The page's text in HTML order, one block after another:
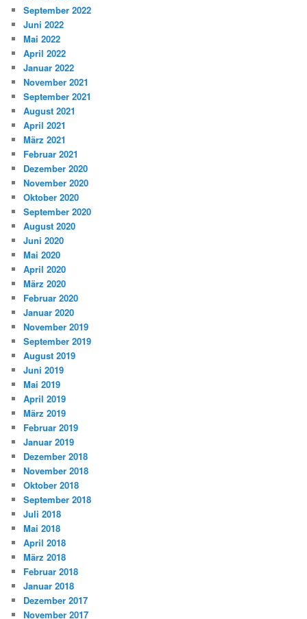
September 2022
Juni 2022
Mai 2022
April 2022
Januar 2022
November 2021
September 2021
August 2021
April 2021
März 2021
Februar 2021
Dezember 2020
November 2020
Oktober 2020
September 2020
August 2020
Juni 2020
Mai 2020
April 2020
März 2020
Februar 2020
Januar 2020
November 2019
September 2019
August 2019
Juni 2019
Mai 2019
April 2019
März 2019
Februar 2019
Januar 2019
Dezember 2018
November 2018
Oktober 2018
September 2018
Juli 2018
Mai 2018
April 2018
März 2018
Februar 2018
Januar 2018
Dezember 2017
November 2017